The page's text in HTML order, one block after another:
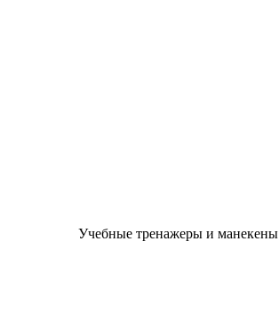
Учебные тренажеры и манекены